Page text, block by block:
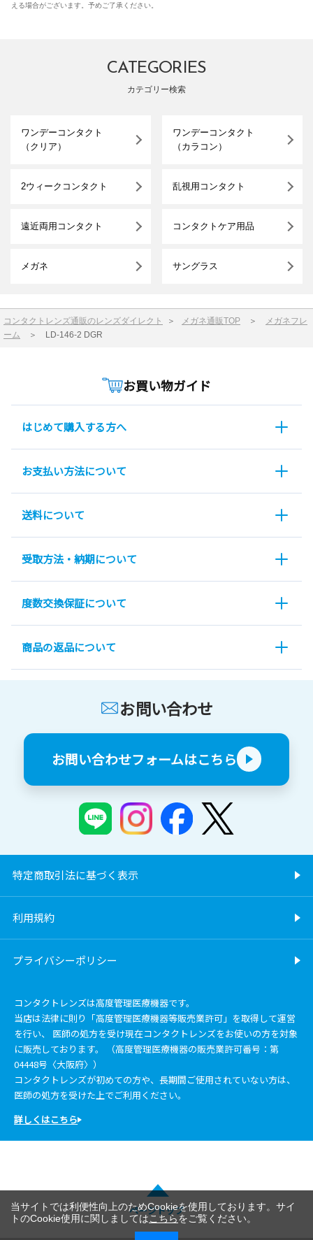
える場合がございます。予めご了承ください。
CATEGORIES
カテゴリー検索
ワンデーコンタクト
（クリア）
ワンデーコンタクト
（カラコン）
2ウィークコンタクト 乱視用コンタクト
遠近両用コンタクト コンタクトケア用品
メガネ サングラス
コンタクトレンズ通販のレンズダイレクト ＞ メガネ通販TOP ＞
メガネフレ
ーム ＞ LD-146-2 DGR
お買い物ガイド
はじめて購入する方へ
お支払い方法について
送料について
受取方法・納期について
度数交換保証について
商品の返品について
お問い合わせ
お問い合わせフォームはこちら
特定商取引法に基づく表示
利用規約
プライバシーポリシー
コンタクトレンズは高度管理医療機器です。
当店は法律に則り「高度管理医療機器等販売業許可」を取得して運営
を行い、 医師の処方を受け現在コンタクトレンズをお使いの方を対象
に販売しております。 （高度管理医療機器の販売業許可番号：第
04448号〈大阪府〉）
コンタクトレンズが初めての方や、長期間ご使用されていない方は、
医師の処方を受けた上でご利用ください。
詳しくはこちら
ページトップ
当サイトでは利便性向上のためCookieを使用しております。サイ
トのCookie使用に関しましてはこちらをご覧ください。